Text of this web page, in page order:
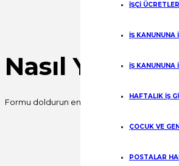
İŞÇİ
İŞ KANUNUNA
İŞ KANUNUNA
HAFTALIK İŞ
ÇOCUK VE
POSTALAR
Nasıl
Formu doldurun en kısa sürede sizinle